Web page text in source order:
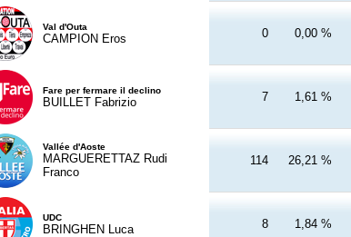
Val d'Outa
CAMPION Eros 0 0,00 %
Fare per fermare il declino
BUILLET Fabrizio 7 1,61 %
Vallée d'Aoste
MARGUERETTAZ Rudi
Franco
114 26,21 %
UDC
BRINGHEN Luca 8 1,84 %